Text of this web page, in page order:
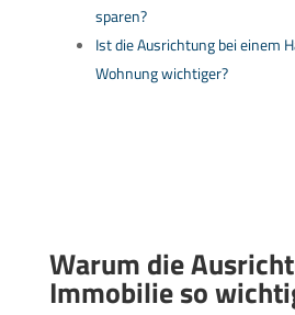
sparen?
Ist die Ausrichtung bei einem
Wohnung wichtiger?
Warum die
Immobilie so